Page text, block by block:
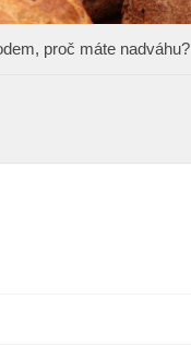
proč máte nadváhu?